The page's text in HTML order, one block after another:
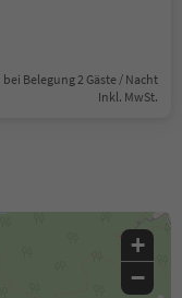
bei Belegung 2 Gäste / Nacht
Inkl. MwSt.
+
−